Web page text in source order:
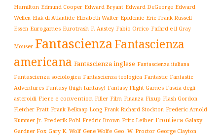
Hamilton Edmund Cooper Edward Bryant Edward DeGeorge Edward
Wellen Elak di Atlantide Elizabeth Walter Epidemie Eric Frank Russell
Essen Eurogames Eurotrash F. Anstey Fabio Orrico Fafhrd e il Gray
Mouser FantascienzaFantascienza
americana Fantascienza inglese Fantascienza italiana
Fantascienza sociologica Fantascienza teologica Fantastic Fantastic
Adventures Fantasy (high fantasy) Fantasy Flight Games Fascia degli
asteroidi Fiere e convention Filler Film Finanza Fixup Flash Gordon
Fletcher Pratt Frank Belknap Long Frank Richard Stockton Frederic Arnold
Kummer Jr. Frederik Pohl Fredric Brown Fritz Leiber Frontiera Galaxy
Gardner Fox Gary K. Wolf Gene Wolfe Geo. W. Proctor George Clayton